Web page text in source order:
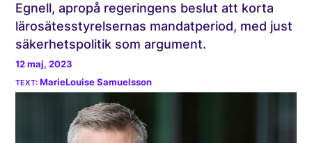
Egnell, apropå regeringens beslut att korta
lärosätesstyrelsernas mandatperiod, med just
säkerhetspolitik som argument.
12 maj, 2023
MarieLouise Samuelsson